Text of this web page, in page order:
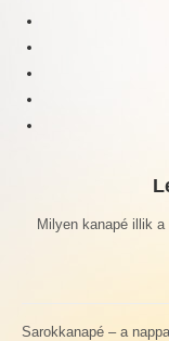
Milyen kanapé illik
Sarokkanapé – a